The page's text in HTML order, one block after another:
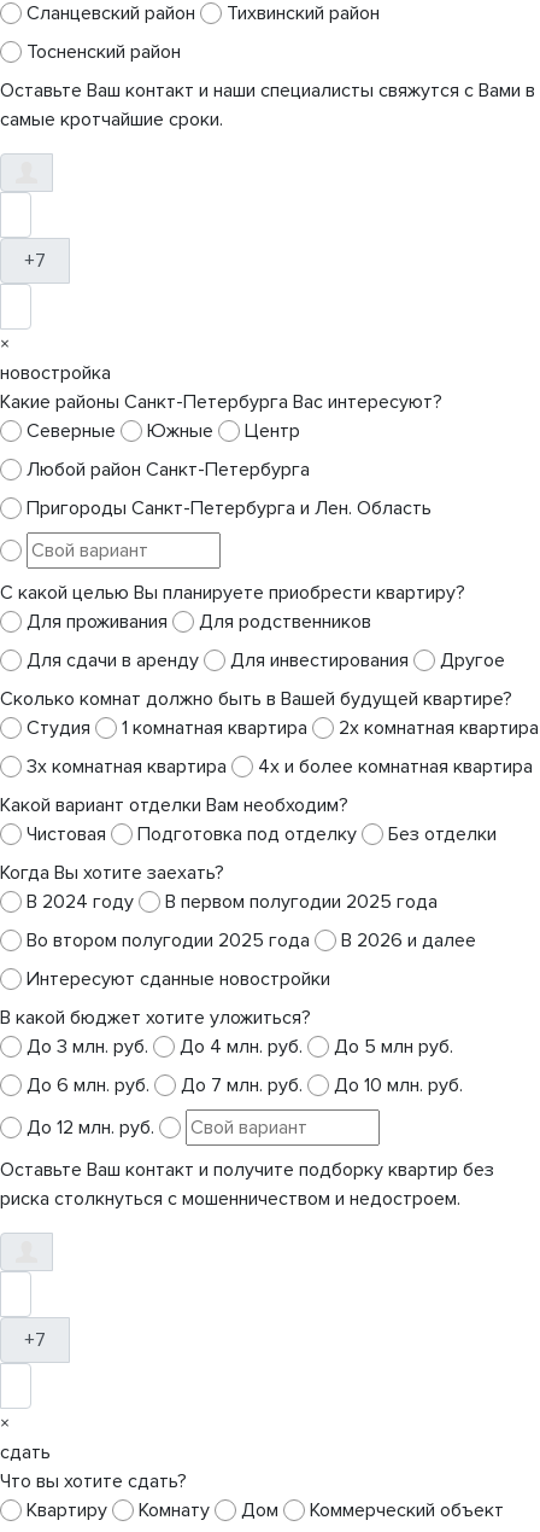
Сланцевский район
Тихвинский район
Тосненский район
Оставьте Ваш контакт и наши специалисты свяжутся с Вами в
самые кротчайшие сроки.
+7
×
новостройка
Какие районы Санкт-Петербурга Вас интересуют?
Северные
Южные
Центр
Любой район Санкт-Петербурга
Пригороды Санкт-Петербурга и Лен. Область
С какой целью Вы планируете приобрести квартиру?
Для проживания
Для родственников
Для сдачи в аренду
Для инвестирования
Другое
Сколько комнат должно быть в Вашей будущей квартире?
Студия
1 комнатная квартира
2х комнатная квартира
3х комнатная квартира
4х и более комнатная квартира
Какой вариант отделки Вам необходим?
Чистовая
Подготовка под отделку
Без отделки
Когда Вы хотите заехать?
В 2024 году
В первом полугодии 2025 года
Во втором полугодии 2025 года
В 2026 и далее
Интересуют сданные новостройки
В какой бюджет хотите уложиться?
До 3 млн. руб.
До 4 млн. руб.
До 5 млн руб.
До 6 млн. руб.
До 7 млн. руб.
До 10 млн. руб.
До 12 млн. руб.
Оставьте Ваш контакт и получите подборку квартир без
риска столкнуться с мошенничеством и недостроем.
+7
×
сдать
Что вы хотите сдать?
Квартиру
Комнату Дом
Коммерческий объект